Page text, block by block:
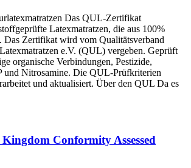
Das QUL-Zertifikat
Latexmatratzen, die aus 100%
Das Zertifikat wird vom Qualitätsverband
e.V. (QUL) vergeben. Geprüft
organische Verbindungen, Pestizide,
und Nitrosamine. Die QUL-Prüfkriterien
und aktualisiert. Über den QUL Da es
Conformity Assessed